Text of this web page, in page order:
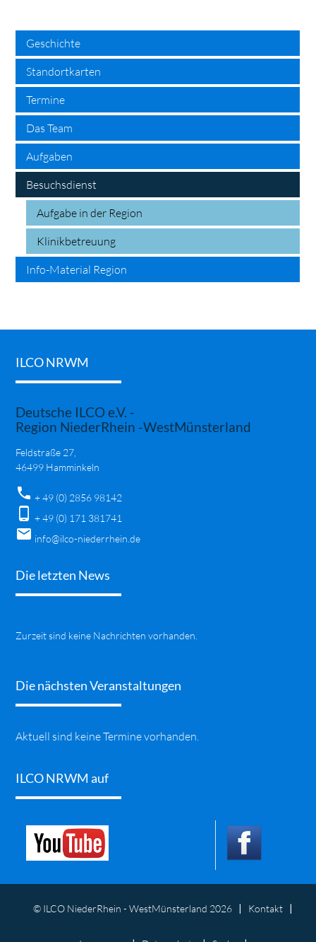
Geschichte
Standortkarten
Termine
Das Team
Aufgaben
Besuchsdienst
Aufgabe in der Region
Klinikbetreuung
Info-Material Region
search
ILCO NRWM
Deutsche ILCO e.V. -
Region NiederRhein -WestMünsterland
Feldstraße 27,
46499 Hamminkeln
phone + 49 (0) 2856 98142
phone_android + 49 (0) 171 381741
mail info@ilco-niederrhein.de
Die letzten News
Zurzeit sind keine Nachrichten vorhanden.
Die nächsten Veranstaltungen
Aktuell sind keine Termine vorhanden.
ILCO NRWM auf
© ILCO NiederRhein - WestMünsterland 2026 Kontakt